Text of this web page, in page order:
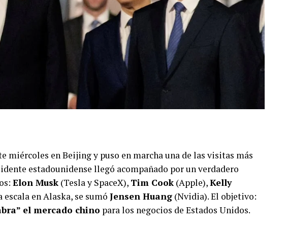
miércoles en Beijing y puso en marcha una de las visitas más
estadounidense llegó acompañado por un verdadero
Elon Musk (Tesla y SpaceX), Tim Cook (Apple),Kelly
escala en Alaska, se sumó Jensen Huang (Nvidia). El objetivo:
el mercado chino para los negocios de Estados Unidos.